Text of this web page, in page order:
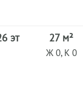
эт 27 м²
Ж 0, К 0